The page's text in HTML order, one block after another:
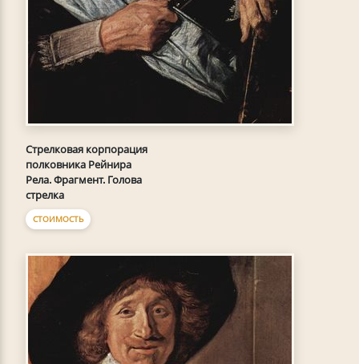
Стрелковая корпорация
полковника Рейнира
Рела. Фрагмент. Голова
стрелка
СТОИМОСТЬ